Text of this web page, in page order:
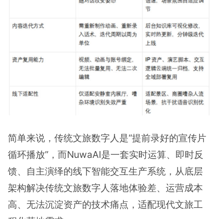
简单来说，传统文旅数字人是“提前录好的宣传片
循环播放”，而NuwaAI是一套实时运算、即时反
馈、自主演绎的线下智能交互生产系统，从底层
架构解决传统文旅数字人落地体验差、运营成本
高、无法沉淀资产的技术痛点，适配现代文旅工